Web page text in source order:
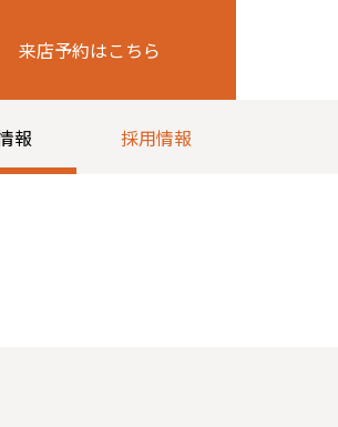
来店予約はこちら
報 採用情報